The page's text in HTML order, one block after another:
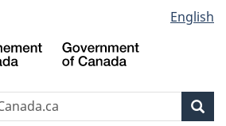
au
contenu
propos
de
la
HTML
simplifiée
English